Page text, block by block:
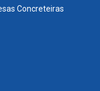
Concreteiras